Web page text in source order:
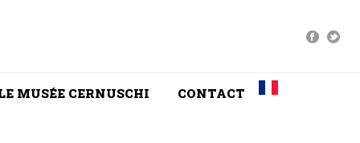
MUSÉE CERNUSCHI CONTACT